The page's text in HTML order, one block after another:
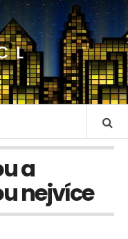
a
nejvíce